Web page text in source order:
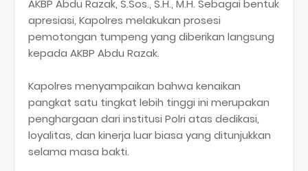
AKBP Abdu Razak, S.Sos., S.H., M.H. Sebagai bentuk
apresiasi, Kapolres melakukan prosesi
pemotongan tumpeng yang diberikan langsung
kepada AKBP Abdu Razak.
Kapolres menyampaikan bahwa kenaikan
pangkat satu tingkat lebih tinggi ini merupakan
penghargaan dari institusi Polri atas dedikasi,
loyalitas, dan kinerja luar biasa yang ditunjukkan
selama masa bakti.